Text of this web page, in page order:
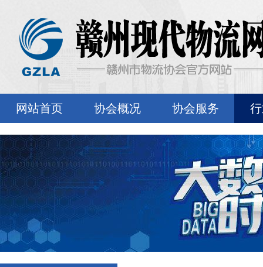
网站首页 协会概况 协会服务